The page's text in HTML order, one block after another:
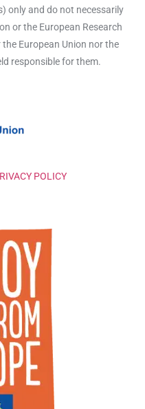
only and do not necessarily
or the European Research
European Union nor the
responsible for them.
POLICY